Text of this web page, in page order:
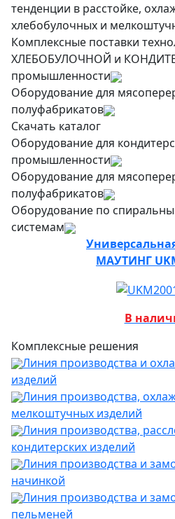
тенденции в расстойке,
хлебобулочных и
Комплексные поставки
ХЛЕБОБУЛОЧНОЙ и
промышленности
Оборудование для
полуфабрикатов
Скачать каталог
Оборудование для
промышленности
Оборудование для
полуфабрикатов
Оборудование по
системам
МАУТИНГ
В
Комплексные решения
Линия производства и
изделий
Линия производства,
мелкоштучных изделий
Линия производства,
кондитерских изделий
Линия производства и
начинкой
Линия производства и
пельменей